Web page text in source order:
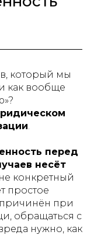
который мы
как вообще
.
перед
несёт
конкретный
простое
при
обращаться с
нужно, как